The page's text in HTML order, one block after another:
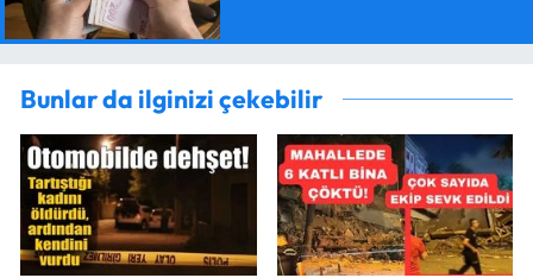
Bunlar da ilginizi çekebilir